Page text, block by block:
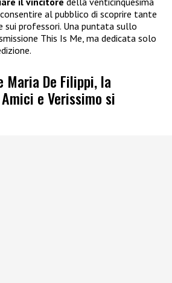
al pubblico di scoprire tante
sui professori. Una puntata sullo
This Is Me, ma dedicata solo
Maria De Filippi, la
e Verissimo si